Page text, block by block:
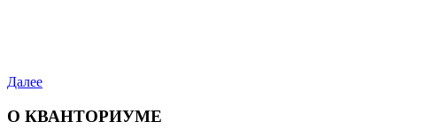
Далее
О КВАНТОРИУМЕ